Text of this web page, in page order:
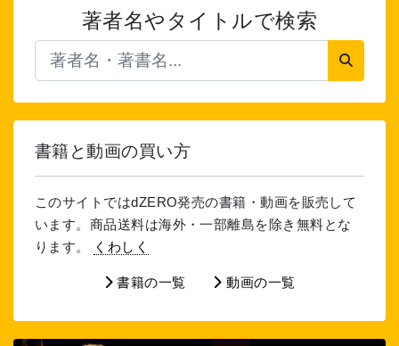
著者名やタイトルで検索
書籍と動画の買い方
このサイトではdZERO発売の書籍・動画を販売して
います。商品送料は海外・一部離島を除き無料とな
ります。
くわしく
書籍の一覧 動画の一覧